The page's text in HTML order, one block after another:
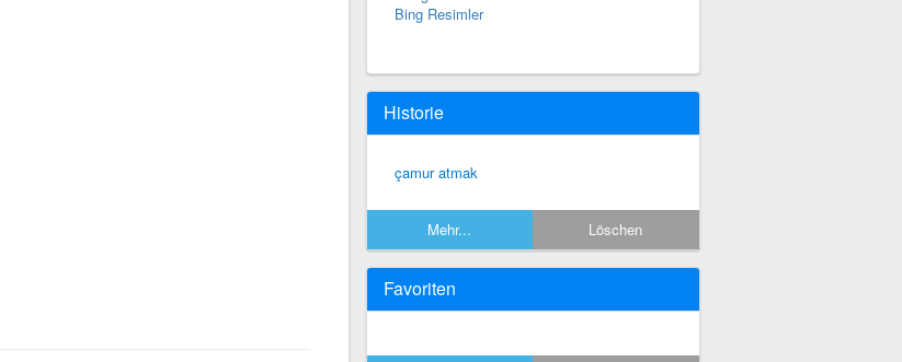
Bing Resimler
Historie
çamur atmak
Mehr... Löschen
Favoriten